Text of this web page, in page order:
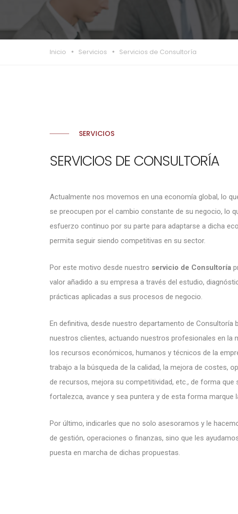
Inicio Servicios Servicios de Consultoría
SERVICIOS
SERVICIOS DE CONSULTORÍA
Actualmente nos movemos en una economía global, lo
se preocupen por el cambio constante de su negocio, lo
esfuerzo continuo por su parte para adaptarse a dicha
permita seguir siendo competitivas en su sector.
Por este motivo desde nuestro servicio de Consultoría
valor añadido a su empresa a través del estudio,
prácticas aplicadas a sus procesos de negocio.
En definitiva, desde nuestro departamento de Consultoría
nuestros clientes, actuando nuestros profesionales en la
los recursos económicos, humanos y técnicos de la
trabajo a la búsqueda de la calidad, la mejora de costes,
de recursos, mejora su competitividad, etc., de forma que
fortalezca, avance y sea puntera y de esta forma marque
Por último, indicarles que no solo asesoramos y le
de gestión, operaciones o finanzas, sino que les
puesta en marcha de dichas propuestas.